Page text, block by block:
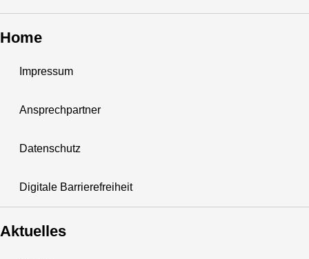
Home
Impressum
Ansprechpartner
Datenschutz
Digitale Barrierefreiheit
Aktuelles